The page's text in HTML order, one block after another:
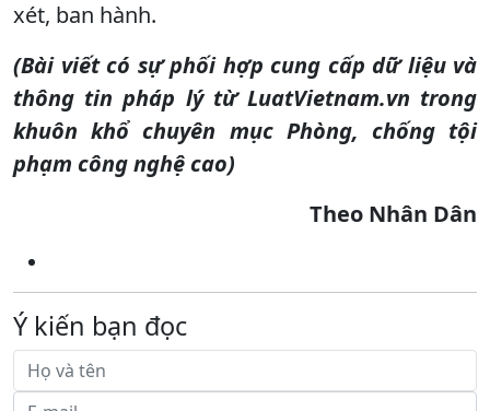
xét, ban hành.
(Bài viết có sự phối hợp cung cấp dữ liệu và
thông tin pháp lý từ LuatVietnam.vn trong
khuôn khổ chuyên mục Phòng, chống tội
phạm công nghệ cao)
Theo Nhân Dân
Ý kiến bạn đọc